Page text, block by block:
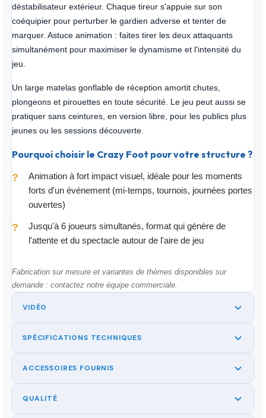
déstabilisateur extérieur. Chaque tireur s'appuie sur son
coéquipier pour perturber le gardien adverse et tenter de
marquer. Astuce animation : faites tirer les deux attaquants
simultanément pour maximiser le dynamisme et l'intensité du
jeu.
Un large matelas gonflable de réception amortit chutes,
plongeons et pirouettes en toute sécurité. Le jeu peut aussi se
pratiquer sans ceintures, en version libre, pour les publics plus
jeunes ou les sessions découverte.
Pourquoi choisir le Crazy Foot pour votre structure ?
?
Animation à fort impact visuel, idéale pour les moments
forts d'un événement (mi-temps, tournois, journées portes
ouvertes)
?
Jusqu'à 6 joueurs simultanés, format qui génère de
l'attente et du spectacle autour de l'aire de jeu
Fabrication sur mesure et variantes de thèmes disponibles sur
demande : contactez notre équipe commerciale.
VIDÉO
SPÉCIFICATIONS TECHNIQUES
ACCESSOIRES FOURNIS
QUALITÉ